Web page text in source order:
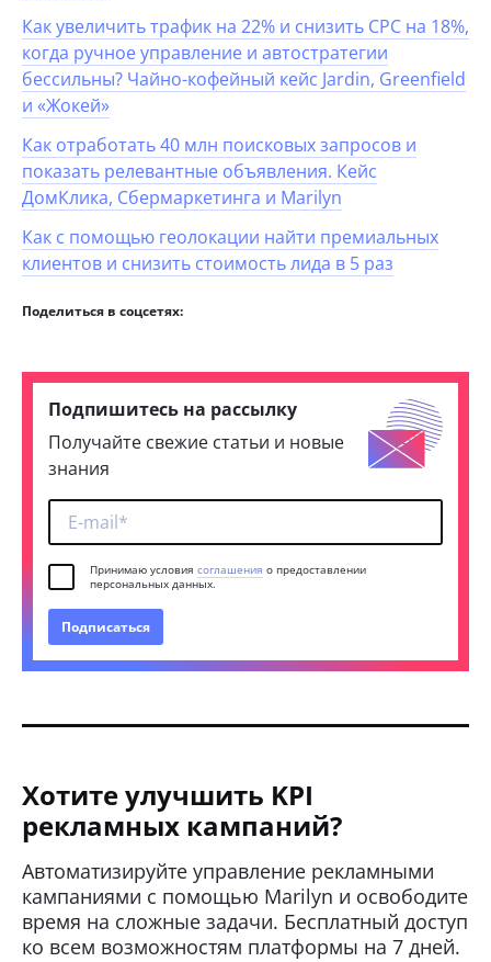
Как увеличить трафик на 22% и снизить CPC на 18%,
когда ручное управление и автостратегии
бессильны? Чайно-кофейный кейс Jardin, Greenfield
и «Жокей»
Как отработать 40 млн поисковых запросов и
показать релевантные объявления. Кейс
ДомКлика, Сбермаркетинга и Marilyn
Как с помощью геолокации найти премиальных
клиентов и снизить стоимость лида в 5 раз
Поделиться в соцсетях:
Подпишитесь на рассылку
Получайте свежие статьи и новые
знания
Принимаю условия соглашения о предоставлении
персональных данных.
Подписаться
Хотите улучшить KPI
рекламных кампаний?
Автоматизируйте управление рекламными
кампаниями с помощью Marilyn и освободите
время на сложные задачи. Бесплатный доступ
ко всем возможностям платформы на 7 дней.